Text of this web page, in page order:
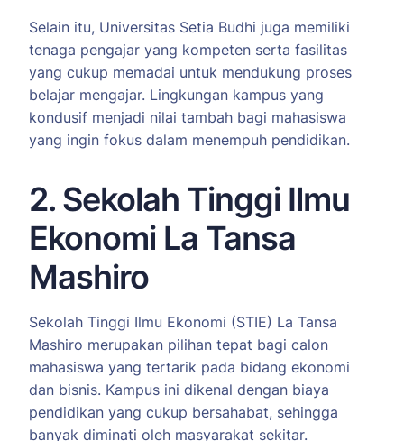
Selain itu, Universitas Setia Budhi juga memiliki
tenaga pengajar yang kompeten serta fasilitas
yang cukup memadai untuk mendukung proses
belajar mengajar. Lingkungan kampus yang
kondusif menjadi nilai tambah bagi mahasiswa
yang ingin fokus dalam menempuh pendidikan.
2. Sekolah Tinggi Ilmu
Ekonomi La Tansa
Mashiro
Sekolah Tinggi Ilmu Ekonomi (STIE) La Tansa
Mashiro merupakan pilihan tepat bagi calon
mahasiswa yang tertarik pada bidang ekonomi
dan bisnis. Kampus ini dikenal dengan biaya
pendidikan yang cukup bersahabat, sehingga
banyak diminati oleh masyarakat sekitar.